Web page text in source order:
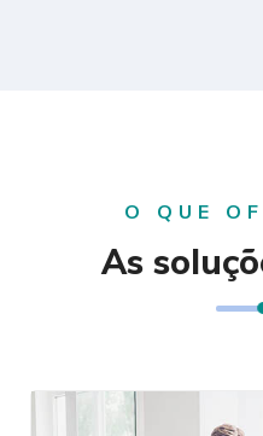
O QUE
As